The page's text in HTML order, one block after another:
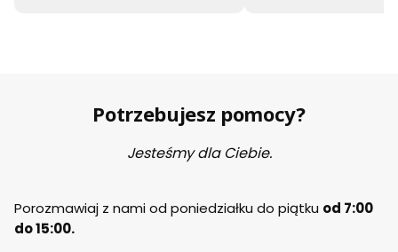
Potrzebujesz pomocy?
Jesteśmy dla Ciebie.
Porozmawiaj z nami od poniedziałku do piątku od 7:00
do 15:00.